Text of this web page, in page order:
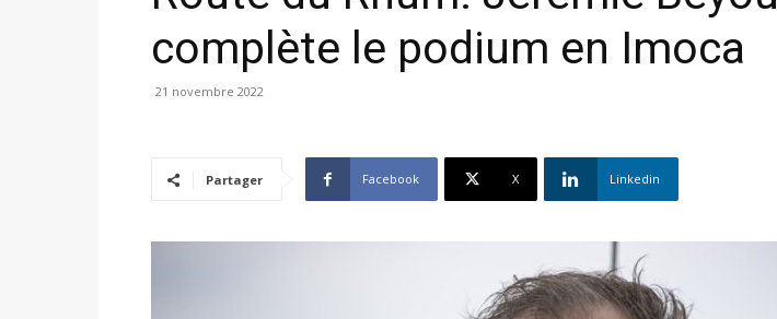
complète le podium en Imoca
21 novembre 2022
Partager Facebook X Linkedin